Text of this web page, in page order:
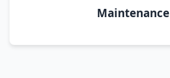
Maintenance